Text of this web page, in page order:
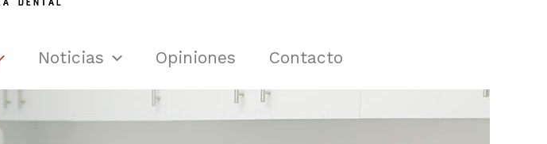
Noticias Opiniones Contacto